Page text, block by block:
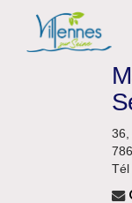
36,
Tél